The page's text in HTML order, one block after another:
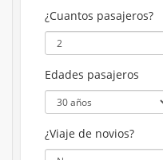
¿Cuantos pasajeros?
Edades pasajeros
¿Viaje de novios?